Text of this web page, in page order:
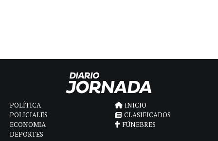
POLÍTICA
POLICIALES
ECONOMIA
DEPORTES
INICIO
CLASIFICADOS
FÚNEBRES